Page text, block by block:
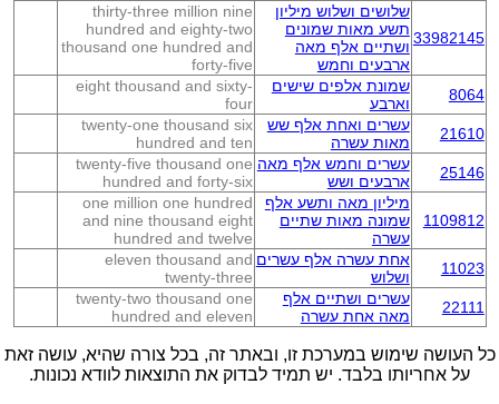
33982145
שלושים ושלוש מיליון
תשע מאות שמונים
ושתיים אלף מאה
ארבעים וחמש
thirty-three million nine
hundred and eighty-two
thousand one hundred and
forty-five
8064
שמונת אלפים שישים
וארבע
eight thousand and sixty-
four
21610
עשרים ואחת אלף שש
מאות עשרה
twenty-one thousand six
hundred and ten
25146
עשרים וחמש אלף מאה
ארבעים ושש
twenty-five thousand one
hundred and forty-six
1109812
מיליון מאה ותשע אלף
שמונה מאות שתיים
עשרה
one million one hundred
and nine thousand eight
hundred and twelve
11023
אחת עשרה אלף עשרים
ושלוש
eleven thousand and
twenty-three
22111
עשרים ושתיים אלף
מאה אחת עשרה
twenty-two thousand one
hundred and eleven
כל העושה שימוש במערכת זו, ובאתר זה, בכל צורה שהיא, עושה זאת
על אחריותו בלבד. יש תמיד לבדוק את התוצאות לוודא נכונות.